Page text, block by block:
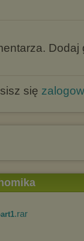
Dodaj
się
.rar